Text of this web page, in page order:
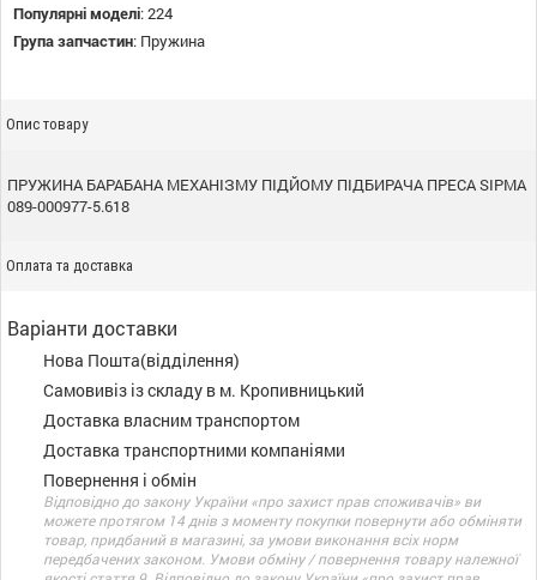
Популярні моделі:224
Група запчастин: Пружина
Опис товару
ПРУЖИНА БАРАБАНА МЕХАНІЗМУ ПІДЙОМУ ПІДБИРАЧА ПРЕСА SIPMA
089-000977-5.618
Оплата та доставка
Варіанти доставки
Нова Пошта(відділення)
Самовивіз із складу в м. Кропивницький
Доставка власним транспортом
Доставка транспортними компаніями
Повернення і обмін
Відповідно до закону України «про захист прав споживачів» ви
можете протягом 14 днів з моменту покупки повернути або обміняти
товар, придбаний в магазині, за умови виконання всіх норм
передбачених законом. Умови обміну / повернення товару належної